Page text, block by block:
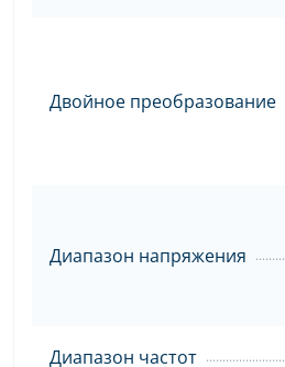
Двойное преобразование
Диапазон напряжения
Диапазон частот